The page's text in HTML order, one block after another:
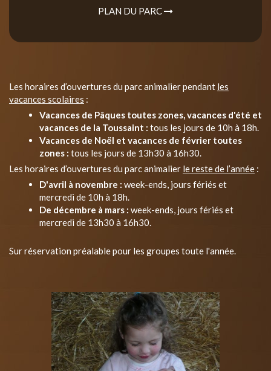
PLAN DU PARC
Les horaires d’ouvertures du parc animalier pendant les
vacances scolaires :
Vacances de Pâques toutes zones, vacances d'été et
vacances de la Toussaint : tous les jours de 10h à 18h.
Vacances de Noël et vacances de février toutes
zones : tous les jours de 13h30 à 16h30.
Les horaires d’ouvertures du parc animalier le reste de l’année :
D'avril à novembre : week-ends, jours fériés et
mercredi de 10h à 18h.
De décembre à mars : week-ends, jours fériés et
mercredi de 13h30 à 16h30.
Sur réservation préalable pour les groupes toute l'année.